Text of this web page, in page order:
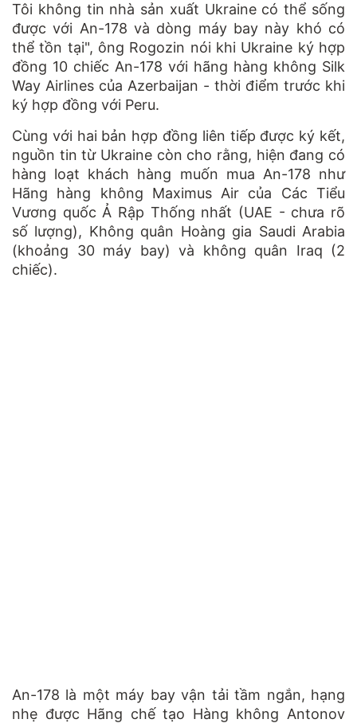
Tôi không tin nhà sản xuất Ukraine có thể sống
được với An-178 và dòng máy bay này khó có
thể tồn tại", ông Rogozin nói khi Ukraine ký hợp
đồng 10 chiếc An-178 với hãng hàng không Silk
Way Airlines của Azerbaijan - thời điểm trước khi
ký hợp đồng với Peru.
Cùng với hai bản hợp đồng liên tiếp được ký kết,
nguồn tin từ Ukraine còn cho rằng, hiện đang có
hàng loạt khách hàng muốn mua An-178 như
Hãng hàng không Maximus Air của Các Tiểu
Vương quốc Ả Rập Thống nhất (UAE - chưa rõ
số lượng), Không quân Hoàng gia Saudi Arabia
(khoảng 30 máy bay) và không quân Iraq (2
chiếc).
An-178 là một máy bay vận tải tầm ngắn, hạng
nhẹ được Hãng chế tạo Hàng không Antonov